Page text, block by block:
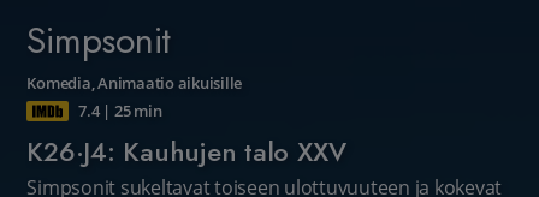
Simpsonit
Komedia,Animaatio aikuisille
7.4| 25 min
K26·J4: Kauhujen talo XXV
Simpsonit sukeltavat toiseen ulottuvuuteen ja kokevat